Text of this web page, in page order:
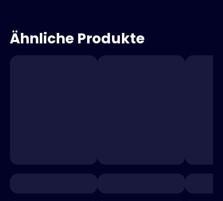
Ähnliche Produkte